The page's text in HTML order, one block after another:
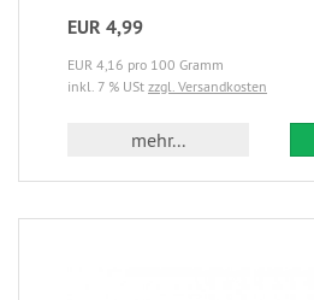
EUR 4,99
EUR 4,16 pro 100 Gramm
inkl. 7 % USt zzgl. Versandkosten
mehr...